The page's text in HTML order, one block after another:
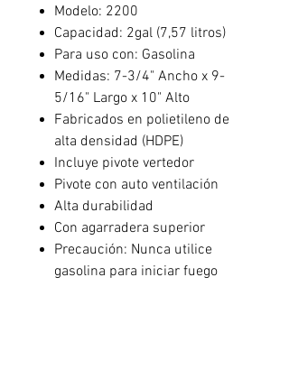
Modelo: 2200
Capacidad: 2gal (7,57 litros)
Para uso con: Gasolina
Medidas: 7-3/4" Ancho x 9-
5/16" Largo x 10" Alto
Fabricados en polietileno de
alta densidad (HDPE)
Incluye pivote vertedor
Pivote con auto ventilación
Alta durabilidad
Con agarradera superior
Precaución: Nunca utilice
gasolina para iniciar fuego